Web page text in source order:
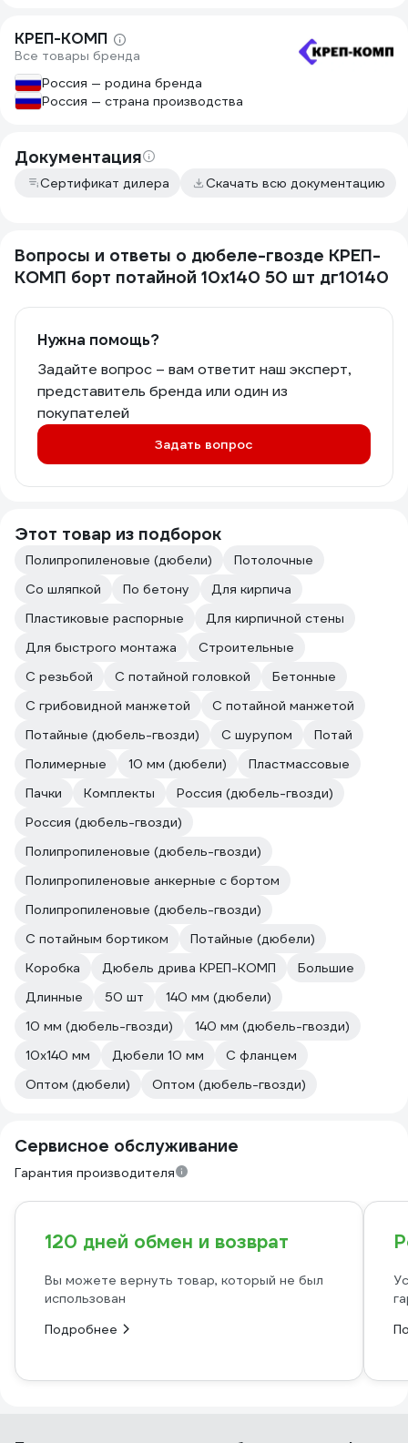
КРЕП-КОМП
Все товары бренда
Россия — родина бренда
Россия — страна производства
Документация
Сертификат дилера Скачать всю документацию
Вопросы и ответы о дюбеле-гвозде КРЕП-
КОМП борт потайной 10х140 50 шт дг10140
Нужна помощь?
Задайте вопрос – вам ответит наш эксперт,
представитель бренда или один из
покупателей
Задать вопрос
Этот товар из подборок
Полипропиленовые (дюбели)
Потолочные
Со шляпкой
По бетону
Для кирпича
Пластиковые распорные
Для кирпичной стены
Для быстрого монтажа
Строительные
С резьбой
С потайной головкой
Бетонные
С грибовидной манжетой
С потайной манжетой
Потайные (дюбель-гвозди)
С шурупом
Потай
Полимерные
10 мм (дюбели)
Пластмассовые
Пачки
Комплекты
Россия (дюбель-гвозди)
Россия (дюбель-гвозди)
Полипропиленовые (дюбель-гвозди)
Полипропиленовые анкерные с бортом
Полипропиленовые (дюбель-гвозди)
С потайным бортиком
Потайные (дюбели)
Коробка
Дюбель дрива КРЕП-КОМП
Большие
Длинные
50 шт
140 мм (дюбели)
10 мм (дюбель-гвозди)
140 мм (дюбель-гвозди)
10х140 мм
Дюбели 10 мм
С фланцем
Оптом (дюбели)
Оптом (дюбель-гвозди)
Сервисное обслуживание
Гарантия производителя
120 дней обмен и возврат
Вы можете вернуть товар, который не был
использован
Подробнее